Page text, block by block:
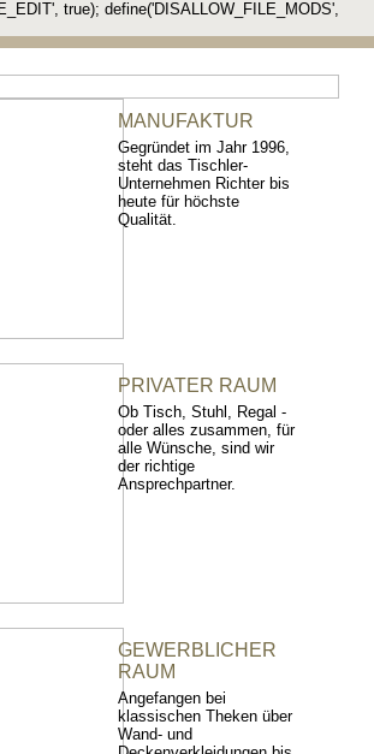
true); define('DISALLOW_FILE_MODS',
MANUFAKTUR
Gegründet im Jahr 1996,
steht das Tischler-
Unternehmen Richter bis
heute für höchste
Qualität.
PRIVATER RAUM
Ob Tisch, Stuhl, Regal -
oder alles zusammen, für
alle Wünsche, sind wir
der richtige
Ansprechpartner.
GEWERBLICHER
RAUM
Angefangen bei
klassischen Theken über
Wand- und